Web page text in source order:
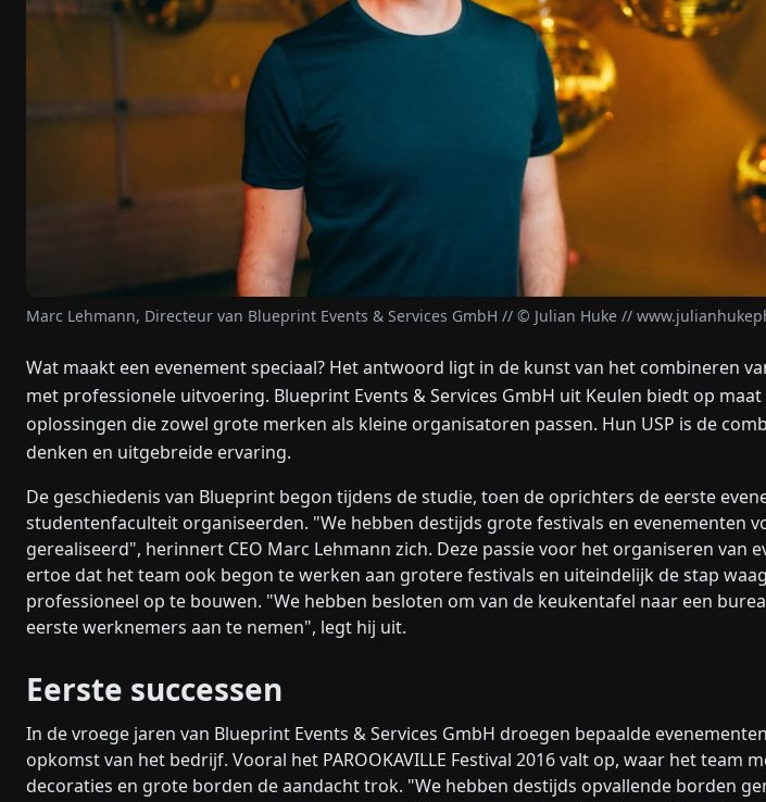
Marc Lehmann, Directeur van Blueprint Events & Services GmbH // © Julian Huke //
Wat maakt een evenement speciaal? Het antwoord ligt in de kunst van het combineren
met professionele uitvoering. Blueprint Events & Services GmbH uit Keulen biedt op
oplossingen die zowel grote merken als kleine organisatoren passen. Hun USP is de
denken en uitgebreide ervaring.
De geschiedenis van Blueprint begon tijdens de studie, toen de oprichters de eerste
studentenfaculteit organiseerden. "We hebben destijds grote festivals en evenementen
gerealiseerd", herinnert CEO Marc Lehmann zich. Deze passie voor het organiseren van
ertoe dat het team ook begon te werken aan grotere festivals en uiteindelijk de stap
professioneel op te bouwen. "We hebben besloten om van de keukentafel naar een
eerste werknemers aan te nemen", legt hij uit.
Eerste successen
In de vroege jaren van Blueprint Events & Services GmbH droegen bepaalde
opkomst van het bedrijf. Vooral het PAROOKAVILLE Festival 2016 valt op, waar het team
decoraties en grote borden de aandacht trok. "We hebben destijds opvallende borden